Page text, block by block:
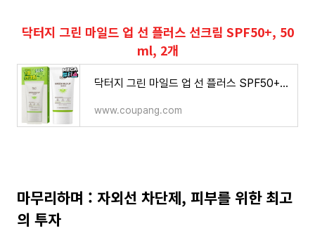
닥터지 그린 마일드 업 선 플러스 선크림 SPF50+, 50
ml, 2개
닥터지 그린 마일드 업 선 플러스 SPF50+ PA++++, 35ml, 1개 - 선블록/선크림/선로션 | 쿠팡
www.coupang.com
마무리하며 : 자외선 차단제, 피부를 위한 최고
의 투자